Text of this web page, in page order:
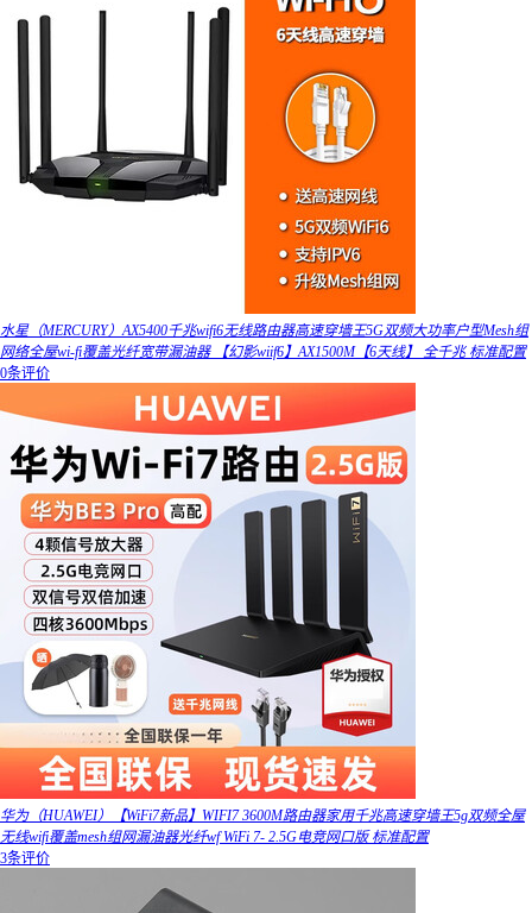
水星（MERCURY）AX5400千兆wifi6无线路由器高速穿墙王5G双频大功率户型Mesh组
网络全屋wi-fi覆盖光纤宽带漏油器 【幻影wiif6】AX1500M【6天线】 全千兆 标准配置
0条评价
华为（HUAWEI）【WiFi7新品】WIFI7 3600M路由器家用千兆高速穿墙王5g双频全屋
无线wifi覆盖mesh组网漏油器光纤wf WiFi 7- 2.5G电竞网口版 标准配置
3条评价